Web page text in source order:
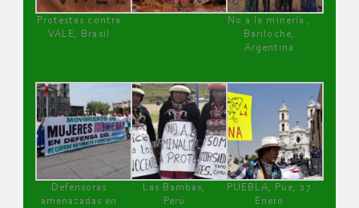
Protestas contra
VALE, Brasil
No a la minería ,
Bariloche,
Argentina
Defensoras
amenazadas en
Las Bambas,
Perú
PUEBLA, Pue, 27
Enero